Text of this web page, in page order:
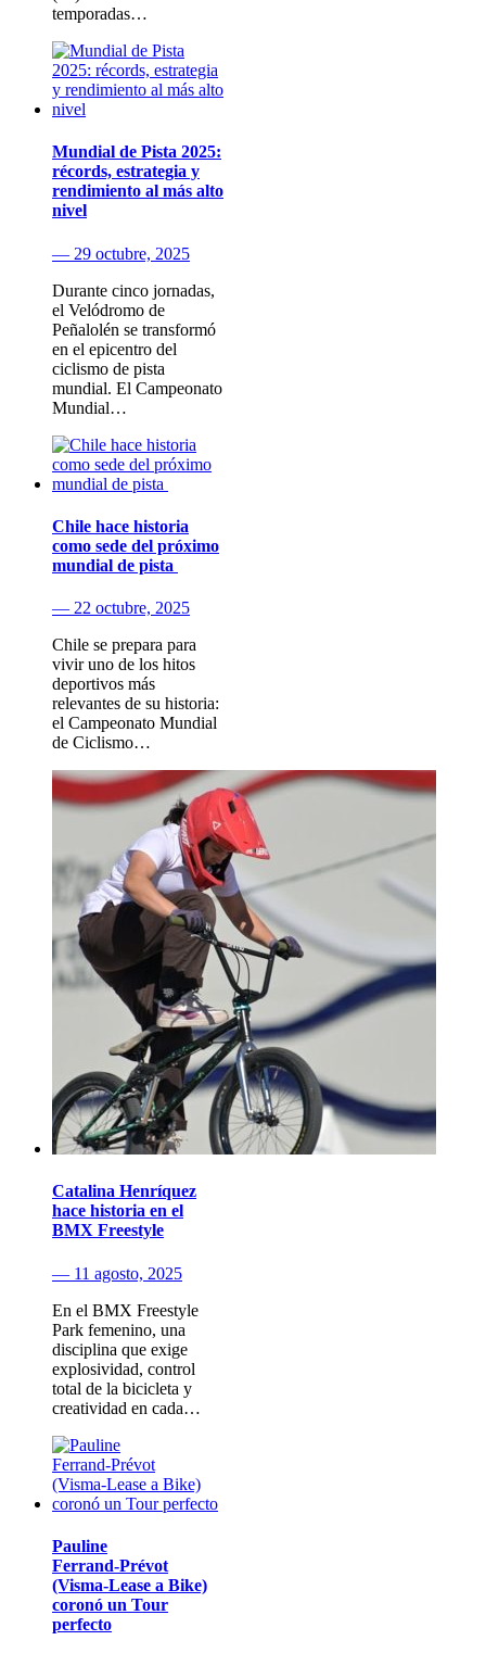
temporadas…
Mundial de Pista 2025:
récords, estrategia y
rendimiento al más alto
nivel
— 29 octubre, 2025
Durante cinco jornadas,
el Velódromo de
Peñalolén se transformó
en el epicentro del
ciclismo de pista
mundial. El Campeonato
Mundial…
Chile hace historia
como sede del próximo
mundial de pista
— 22 octubre, 2025
Chile se prepara para
vivir uno de los hitos
deportivos más
relevantes de su historia:
el Campeonato Mundial
de Ciclismo…
Catalina Henríquez
hace historia en el
BMX Freestyle
— 11 agosto, 2025
En el BMX Freestyle
Park femenino, una
disciplina que exige
explosividad, control
total de la bicicleta y
creatividad en cada…
Pauline
Ferrand‑Prévot
(Visma‑Lease a Bike)
coronó un Tour
perfecto